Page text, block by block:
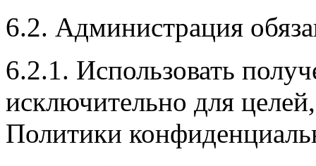
6.2. Администрация
6.2.1. Использовать
исключительно для
Политики